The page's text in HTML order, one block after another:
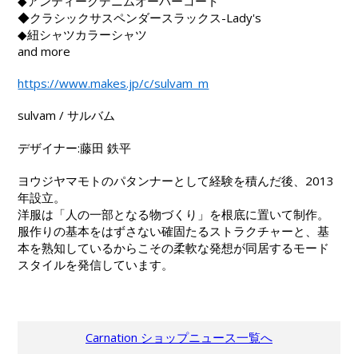
◆クラシックサスペンダースラックス-Lady's
◆紐シャツカラーシャツ
and more
https://www.makes.jp/c/sulvam_m
sulvam / サルバム
デザイナー:藤田 鉄平
ヨウジヤマモトのパタンナーとして経験を積んだ後、2013
年設立。
洋服は「人の一部となる物づくり」を根底に置いて制作。
服作りの基本をはずさない確固たるストラクチャーと、基
本を熟知しているからこその柔軟な発想が同居するモード
スタイルを発信しています。
Carnation ショップニュース一覧へ